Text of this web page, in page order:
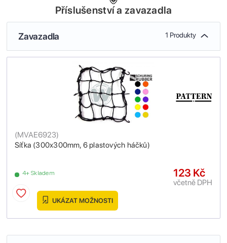
Příslušenství a zavazadla
Zavazadla 1 Produkty
Síťka (300x300mm, 6 plastových háčků)
(MVAE6923)
4+ Skladem 123 Kč
včetně DPH
UKÁZAT MOŽNOSTI